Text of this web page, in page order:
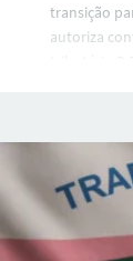
transição
autoriza
tributária
princípios
transição do